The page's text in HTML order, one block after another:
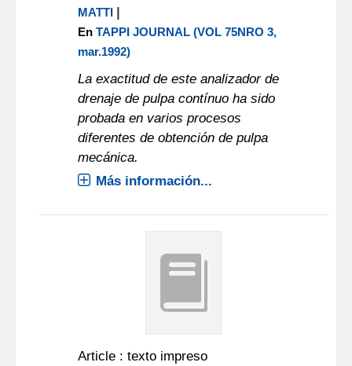
MATTI |
En TAPPI JOURNAL (VOL 75NRO 3,
mar.1992)
La exactitud de este analizador de
drenaje de pulpa contínuo ha sido
probada en varios procesos
diferentes de obtención de pulpa
mecánica.
Más información...
Article : texto impreso